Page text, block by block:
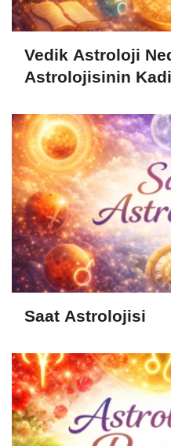
Vedik Astroloji
Astrolojisinin
Saat Astrolojisi